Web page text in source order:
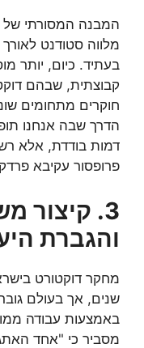
המבנה המסורתי של
מלווה סטודנט
בעתיד. כיום, יותר
קבוצתית, שבהם
חוקרים מתחומים
הדרך שבה אנחנו
דמות בודדת, אלא
פרופסור עקיבא
3. קיצור
והגברת
מחקר דוקטורט
שנים, אך בעולם
באמצעות עבודה
מסביר כי "אחד